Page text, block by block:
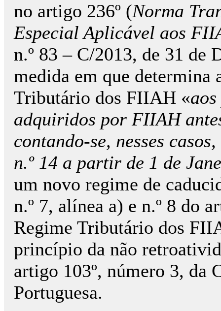
no artigo 236º (Norma
Especial Aplicável aos
n.º 83 – C/2013, de 31 de
medida em que determina
Tributário dos FIIAH «
adquiridos por FIIAH
contando-se, nesses
n.º 14 a partir de 1 de
um novo regime de
n.º 7, alínea a) e n.º 8 do
Regime Tributário dos
princípio da não
artigo 103º, número 3, da
Portuguesa.